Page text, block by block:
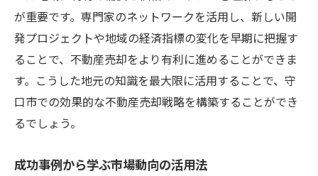
が重要です。専門家のネットワークを活用し、新しい開
発プロジェクトや地域の経済指標の変化を早期に把握す
ることで、不動産売却をより有利に進めることができま
す。こうした地元の知識を最大限に活用することで、守
口市での効果的な不動産売却戦略を構築することができ
るでしょう。
成功事例から学ぶ市場動向の活用法